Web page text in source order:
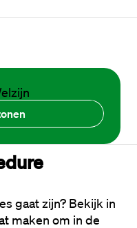
gaat zijn? Bekijk in
maken om in de